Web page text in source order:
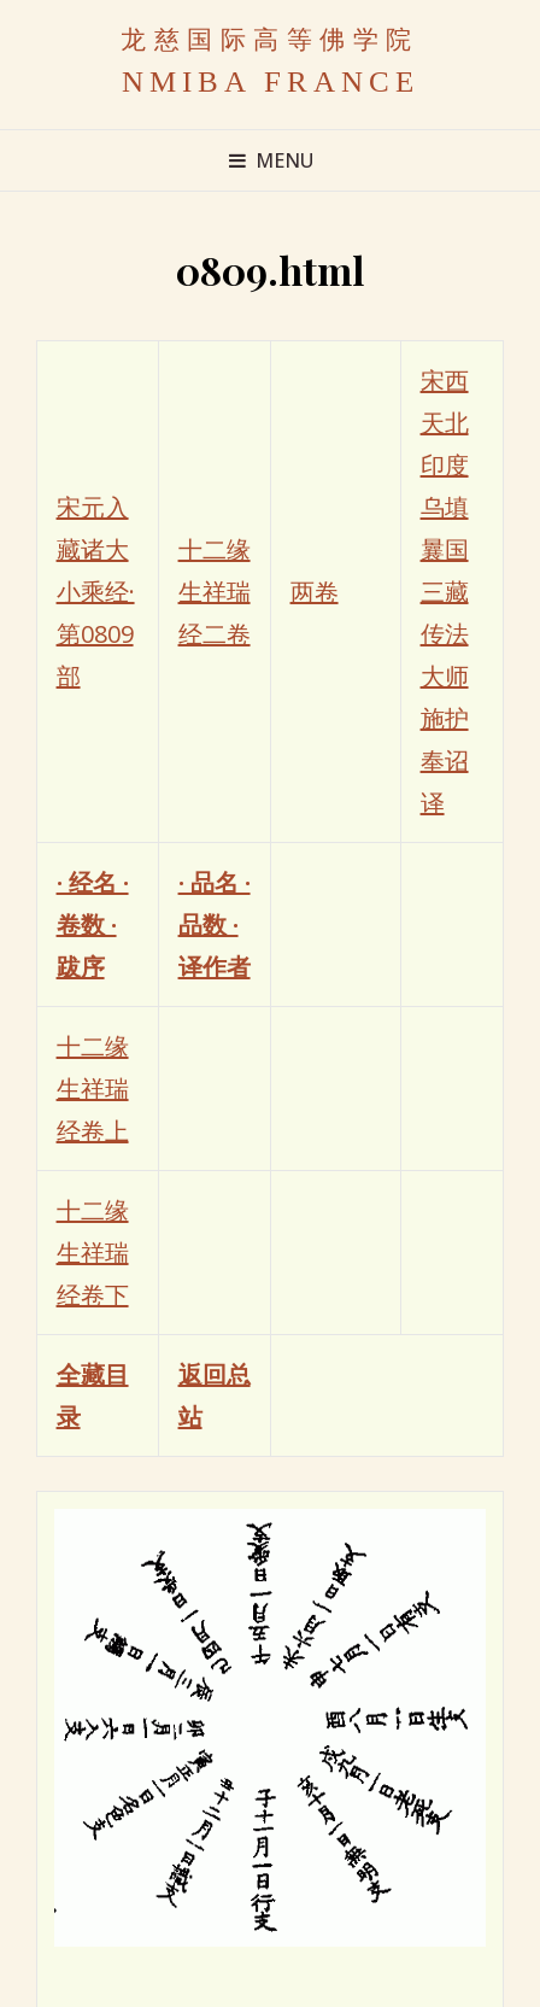
龙慈国际高等佛学院
NMIBA FRANCE
MENU
0809.html
宋元入
藏诸大
小乘经·
第0809
部
十二缘
生祥瑞
经二卷
两卷
宋西
天北
印度
乌填
曩国
三藏
传法
大师
施护
奉诏
译
· 经名 ·
卷数 ·
跋序
· 品名 ·
品数 ·
译作者
十二缘
生祥瑞
经卷上
十二缘
生祥瑞
经卷下
全藏目
录
返回总
站